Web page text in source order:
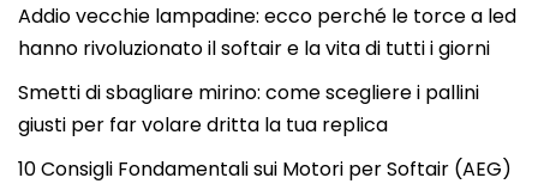
Addio vecchie lampadine: ecco perché le torce a led
hanno rivoluzionato il softair e la vita di tutti i giorni
Smetti di sbagliare mirino: come scegliere i pallini
giusti per far volare dritta la tua replica
10 Consigli Fondamentali sui Motori per Softair (AEG)